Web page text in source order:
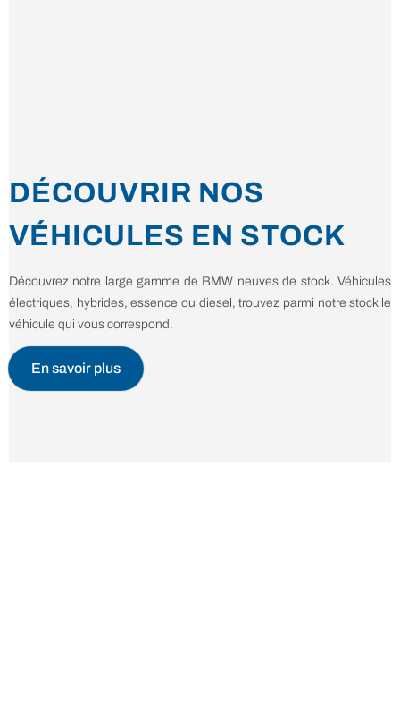
DÉCOUVRIR NOS
VÉHICULES EN STOCK
Découvrez notre large gamme de BMW neuves de stock. Véhicules
électriques, hybrides, essence ou diesel, trouvez parmi notre stock le
véhicule qui vous correspond.
En savoir plus